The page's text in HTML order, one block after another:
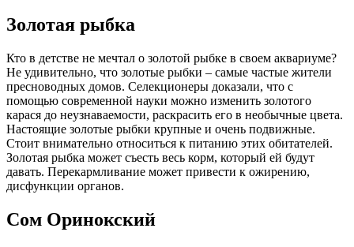
Золотая рыбка
Кто в детстве не мечтал о золотой рыбке в своем аквариуме?
Не удивительно, что золотые рыбки – самые частые жители
пресноводных домов. Селекционеры доказали, что с
помощью современной науки можно изменить золотого
карася до неузнаваемости, раскрасить его в необычные цвета.
Настоящие золотые рыбки крупные и очень подвижные.
Стоит внимательно относиться к питанию этих обитателей.
Золотая рыбка может съесть весь корм, который ей будут
давать. Перекармливание может привести к ожирению,
дисфункции органов.
Сом Оринокский